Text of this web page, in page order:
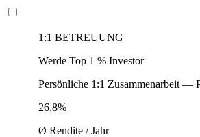
1:1 BETREUUNG
Werde Top 1 % Investor
Persönliche 1:1 Zusammenarbeit —
26,8%
Ø Rendite / Jahr